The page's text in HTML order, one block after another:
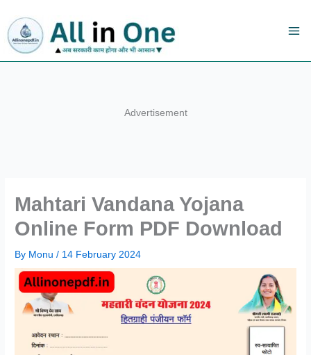
content
Advertisement
Mahtari Vandana Yojana
Online Form PDF Download
By Monu/ 14 February 2024